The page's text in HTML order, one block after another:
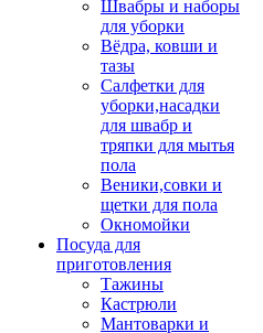
Швабры и наборы
для уборки
Вёдра, ковши и
тазы
Салфетки для
уборки,насадки
для швабр и
тряпки для мытья
пола
Веники,совки и
щетки для пола
Окномойки
Посуда для
приготовления
Тажины
Кастрюли
Мантоварки и